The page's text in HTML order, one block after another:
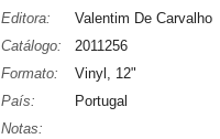
Editora:
Valentim De Carvalho
Catálogo:
2011256
Formato:
Vinyl, 12"
País:
Portugal
Notas: